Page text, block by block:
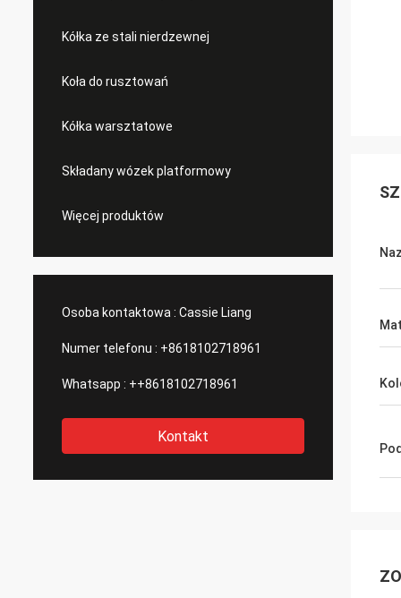
Kółka ze stali nierdzewnej
Koła do rusztowań
Kółka warsztatowe
Składany wózek platformowy
Więcej produktów
Osoba kontaktowa : Cassie Liang
Numer telefonu : +8618102718961
Whatsapp : ++8618102718961
Kontakt